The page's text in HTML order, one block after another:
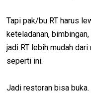
Tapi pak/bu RT harus
keteladanan,
jadi RT lebih mudah
seperti ini.
Jadi restoran bisa